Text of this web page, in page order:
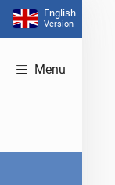
English
Version
Menu